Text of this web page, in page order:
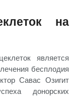
на
является
бесплодия
Савас Озигит
донорских